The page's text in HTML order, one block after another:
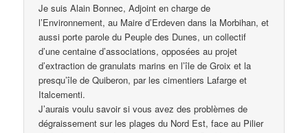
Je suis Alain Bonnec, Adjoint en charge de
l’Environnement, au Maire d’Erdeven dans la Morbihan, et
aussi porte parole du Peuple des Dunes, un collectif
d’une centaine d’associations, opposées au projet
d’extraction de granulats marins en l’île de Groix et la
presqu’île de Quiberon, par les cimentiers Lafarge et
Italcementi.
J’aurais voulu savoir si vous avez des problèmes de
dégraissement sur les plages du Nord Est, face au Pilier